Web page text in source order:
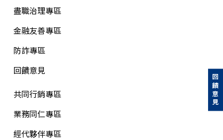
盡職治理專區
金融友善專區
防詐專區
回饋意見
共同行銷專區
業務同仁專區
經代夥伴專區
回饋意見